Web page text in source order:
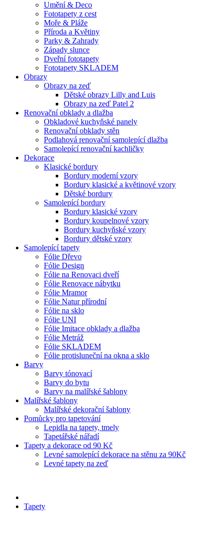
Umění & Deco
Fototapety z cest
Moře & Pláže
Příroda a Květiny
Parky & Zahrady
Západy slunce
Dveřní fototapety
Fototapety SKLADEM
Obrazy
Obrazy na zeď
Dětské obrazy Lilly and Luis
Obrazy na zeď Patel 2
Renovační obklady a dlažba
Obkladové kuchyňské panely
Renovační obklady stěn
Podlahová renovační samolepící dlažba
Samolepící renovační kachličky
Dekorace
Klasické bordury
Bordury moderní vzory
Bordury klasické a květinové vzory
Dětské bordury
Samolepící bordury
Bordury klasické vzory
Bordury koupelnové vzory
Bordury kuchyňské vzory
Bordury dětské vzory
Samolepící tapety
Fólie Dřevo
Fólie Design
Fólie na Renovaci dveří
Fólie Renovace nábytku
Fólie Mramor
Fólie Natur přírodní
Fólie na sklo
Fólie UNI
Fólie Imitace obklady a dlažba
Fólie Metráž
Fólie SKLADEM
Fólie protisluneční na okna a sklo
Barvy
Barvy tónovací
Barvy do bytu
Barvy na malířské šablony
Malířské šablony
Malířské dekorační šablony
Pomůcky pro tapetování
Lepidla na tapety, tmely
Tapetářské nářadí
Tapety a dekorace od 90 Kč
Levné samolepící dekorace na stěnu za 90Kč
Levné tapety na zeď
Tapety